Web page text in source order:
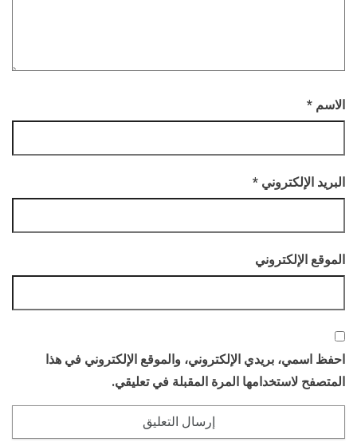
الاسم *
البريد الإلكتروني *
الموقع الإلكتروني
احفظ اسمي، بريدي الإلكتروني، والموقع الإلكتروني في هذا
المتصفح لاستخدامها المرة المقبلة في تعليقي.